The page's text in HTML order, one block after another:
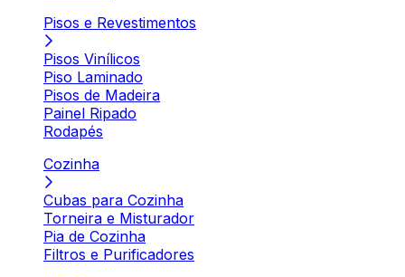
Pisos e Revestimentos
Pisos Vinílicos
Piso Laminado
Pisos de Madeira
Painel Ripado
Rodapés
Cozinha
Cubas para Cozinha
Torneira e Misturador
Pia de Cozinha
Filtros e Purificadores